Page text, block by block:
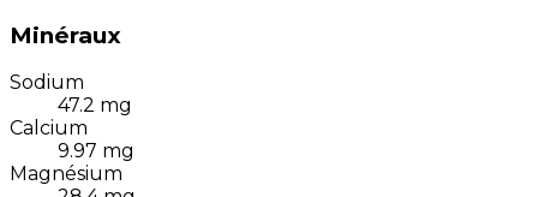
Minéraux
Sodium
47.2 mg
Calcium
9.97 mg
Magnésium